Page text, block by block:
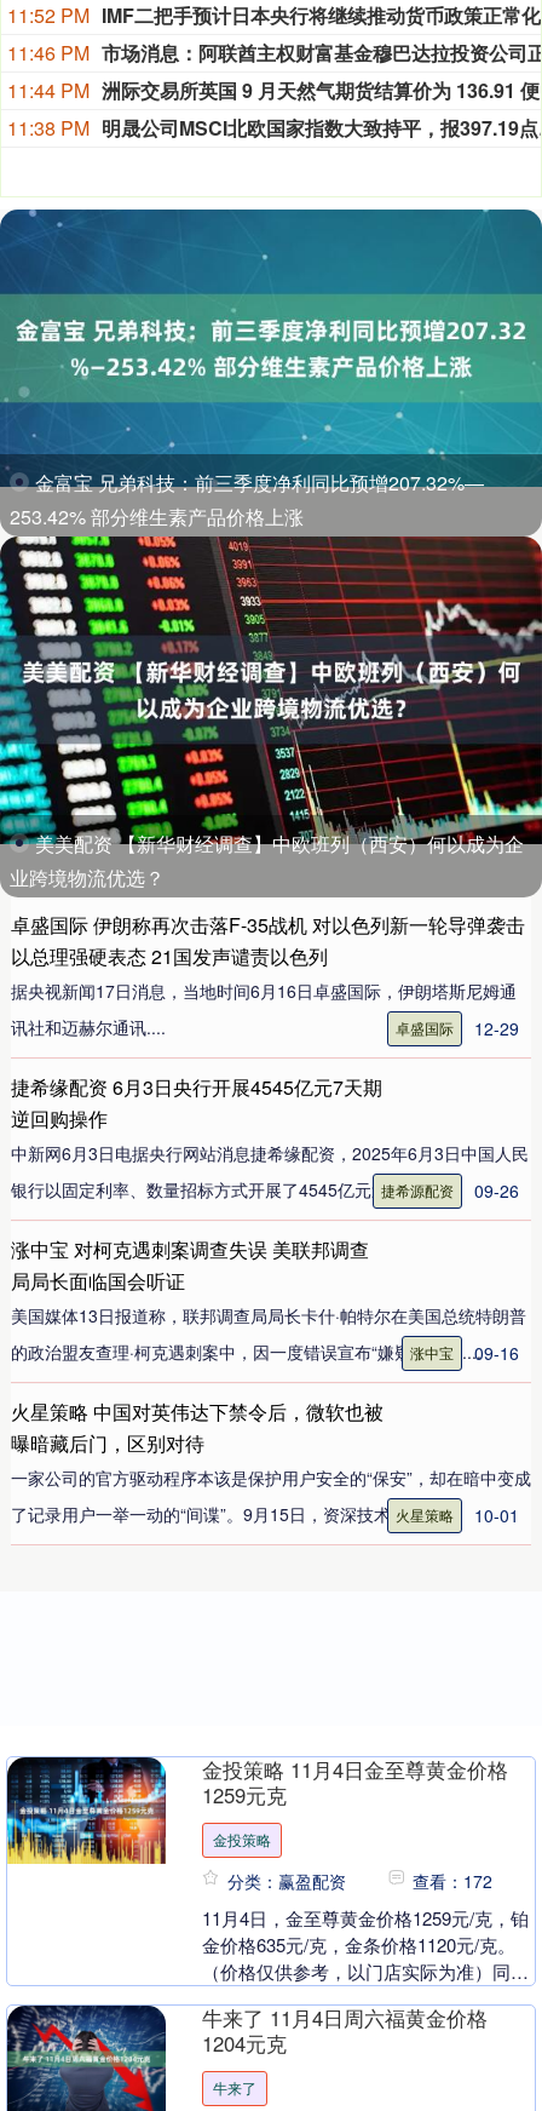
11:52 PM IMF二把手预计日本央行将继续推动货币政策正常化
11:46 PM
11:44 PM
11:38 PM
明晟公司MSCI北欧
金富宝 兄弟科技：前三季度净利同比预增207.32%—
253.42% 部分维生素产品价格上涨
美美配资 【新华财经调查】中欧班列（西安）何以成为企
业跨境物流优选？
卓盛国际 伊朗称再次击落F-35战机 对以色列新一轮导弹袭击
以总理强硬表态 21国发声谴责以色列
据央视新闻17日消息，当地时间6月16日卓盛国际，伊朗塔斯尼姆通
讯社和迈赫尔通讯....
12-29
卓盛国际
捷希缘配资 6月3日央行开展4545亿元7天期
逆回购操作
中新网6月3日电据央行网站消息捷希缘配资，2025年6月3日中国人民
银行以固定利率、数量招标方式开展了4545亿元逆回购....
09-26
捷希源配资
涨中宝 对柯克遇刺案调查失误 美联邦调查
局局长面临国会听证
美国媒体13日报道称，联邦调查局局长卡什·帕特尔在美国总统特朗普
的政治盟友查理·柯克遇刺案中，因一度错误宣布“嫌疑人已被....09-16
涨中宝
火星策略 中国对英伟达下禁令后，微软也被
曝暗藏后门，区别对待
一家公司的官方驱动程序本该是保护用户安全的“保安”，却在暗中变成
了记录用户一举一动的“间谍”。9月15日，资深技术员“玄....
10-01
火星策略
金投策略 11月4日金至尊黄金价格
1259元克
金投策略
分类：赢盈配资 查看：172
11月4日，金至尊黄金价格1259元/克，铂
金价格635元/克，金条价格1120元/克。
（价格仅供参考，以门店实际为准）同日
上海黄金交易所现货黄金AU9999最....
牛来了 11月4日周六福黄金价格
1204元克
牛来了